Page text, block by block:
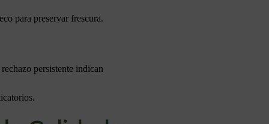
para preservar frescura.
persistente indican